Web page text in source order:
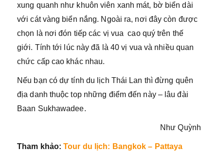
xung quanh như khuôn viên xanh mát, bờ biển dài
với cát vàng biển nắng. Ngoài ra, nơi đây còn được
chọn là nơi đón tiếp các vị vua cao quý trên thế
giới. Tính tới lúc này đã là 40 vị vua và nhiều quan
chức cấp cao khác nhau.
Nếu bạn có dự tính du lịch Thái Lan thì đừng quên
địa danh thuộc top những điểm đến này – lâu đài
Baan Sukhawadee.
Như Quỳnh
Tham khảo:Tour du lịch: Bangkok – Pattaya